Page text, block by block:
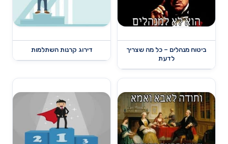
ביטוח מנהלים – כל מה שצריך
לדעת
דירוג קרנות השתלמות